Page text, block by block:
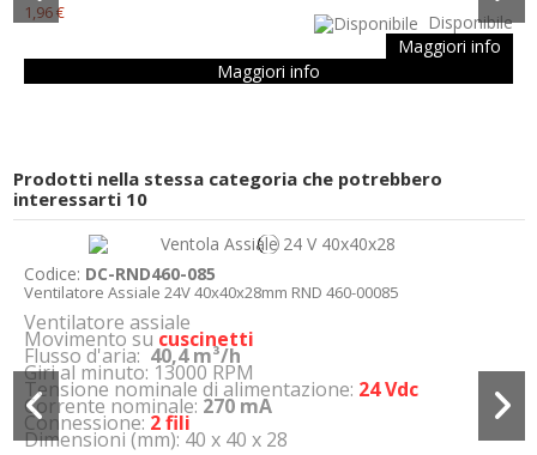
1,96 €
Disponibile
Maggiori info
Maggiori info
Prodotti nella stessa categoria che potrebbero
interessarti 10
Codice: DC-RND460-085
Ventilatore Assiale 24V 40x40x28mm RND 460-00085
Ventilatore assiale
Movimento su cuscinetti
Flusso d'aria: 40,4 m³/h
Giri al minuto: 13000 RPM
Tensione nominale di alimentazione: 24 Vdc
Corrente nominale: 270 mA
Connessione: 2 fili
Dimensioni (mm): 40 x 40 x 28